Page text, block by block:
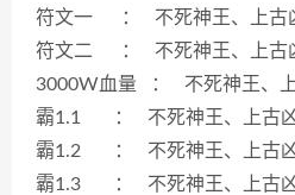
符文一 ： 不死神王、上古
符文二 ： 不死神王、上古
3000W血量 ： 不死神王、
霸1.1 ： 不死神王、上古
霸1.2 ： 不死神王、上古
霸1.3 ： 不死神王、上古